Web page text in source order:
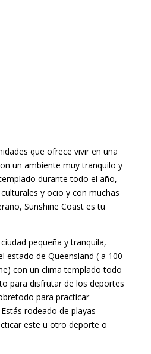
que ofrece vivir en una
un ambiente muy tranquilo y
durante todo el año,
y ocio y con muchas
Sunshine Coast es tu
pequeña y tranquila,
estado de Queensland ( a 100
con un clima templado todo
para disfrutar de los deportes
para practicar
rodeado de playas
este u otro deporte o